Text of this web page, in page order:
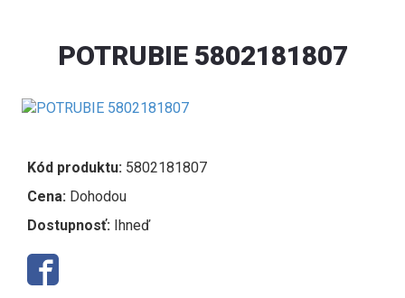
POTRUBIE 5802181807
Kód produktu: 5802181807
Cena: Dohodou
Dostupnosť: Ihneď